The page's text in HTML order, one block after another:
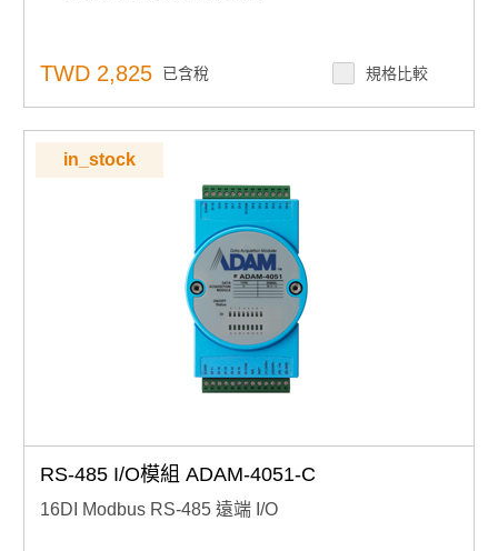
TWD 2,825 已含稅 規格比較
in_stock
RS-485 I/O模組 ADAM-4051-C
16DI Modbus RS-485 遠端 I/O